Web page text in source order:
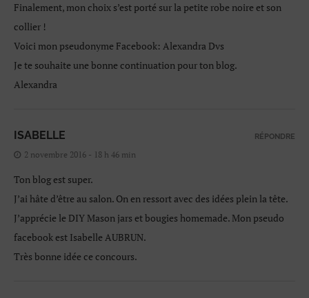
Finalement, mon choix s’est porté sur la petite robe noire et son
collier !
Voici mon pseudonyme Facebook: Alexandra Dvs
Je te souhaite une bonne continuation pour ton blog.
Alexandra
ISABELLE
2 novembre 2016 - 18 h 46 min
Ton blog est super.
J’ai hâte d’être au salon. On en ressort avec des idées plein la tête.
J’apprécie le DIY Mason jars et bougies homemade. Mon pseudo
facebook est Isabelle AUBRUN.
Très bonne idée ce concours.
RÉPONDRE